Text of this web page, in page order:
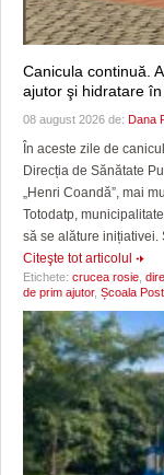
Canicula continuă.
ajutor şi hidratare
08 august 2026 de: Dana
În aceste zile de
Direcția de Sănătate
„Henri Coandă”, mai
Totodatp,
să se alăture inițiativei.
Citeşte tot articolul
Etichete: crucea rosie
de prim ajutor, Școala